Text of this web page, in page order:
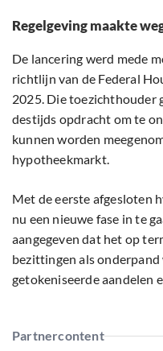
Regelgeving maakte
De lancering werd mede
richtlijn van de Federal
2025. Die toezichthouder
destijds opdracht om te
kunnen worden
hypotheekmarkt.
Met de eerste afgesloten
nu een nieuwe fase in te
aangegeven dat het op
bezittingen als
getokeniseerde aandelen
Partnercontent